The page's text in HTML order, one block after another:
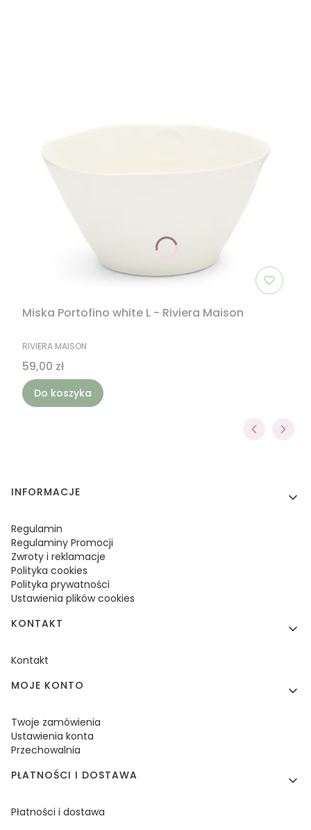
Miska Portofino white L - Riviera Maison
PRODUCENT
RIVIERA MAISON
Cena
59,00 zł
Do koszyka
Linki w stopce
INFORMACJE
Regulamin
Regulaminy Promocji
Zwroty i reklamacje
Polityka cookies
Polityka prywatności
Ustawienia plików cookies
KONTAKT
Kontakt
MOJE KONTO
Twoje zamówienia
Ustawienia konta
Przechowalnia
PŁATNOŚCI I DOSTAWA
Płatności i dostawa